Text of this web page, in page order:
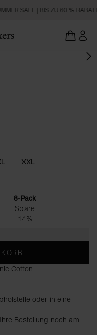
SALE | BIS ZU 60 %
XXL
8-Pack
Spare
14%
Cotton
oder in eine
Bestellung noch am